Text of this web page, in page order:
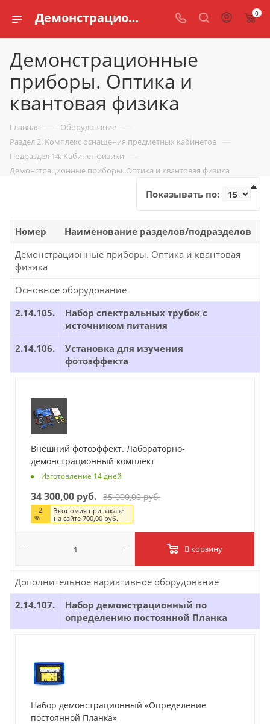
Демонстрационные приборы. Оптика и квантовая физика школ согласно приказу 838 Минпросвещения России 0
Демонстрационные
приборы. Оптика и
квантовая физика
Главная — Оборудование —
Раздел 2. Комплекс оснащения предметных кабинетов —
Подраздел 14. Кабинет физики —
Демонстрационные приборы. Оптика и квантовая физика
Показывать по:
Номер
Наименование разделов/подразделов
Демонстрационные приборы. Оптика и квантовая
физика
Основное оборудование
2.14.105.
Набор спектральных трубок с
источником питания
2.14.106.
Установка для изучения
фотоэффекта
Внешний фотоэффект. Лабораторно-
демонстрационный комплект
Изготовление 14 дней
34 300,00 руб. 35 000,00 руб.
- 2
%
Экономия при заказе
на сайте700,00 руб.
В корзину
Дополнительное вариативное оборудование
2.14.107.
Набор демонстрационный по
определению постоянной Планка
Набор демонстрационный «Определение
постоянной Планка»